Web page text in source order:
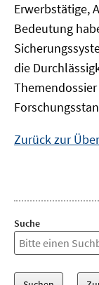
Erwerbstätige,
Bedeutung
die
Zurück zur
Suche